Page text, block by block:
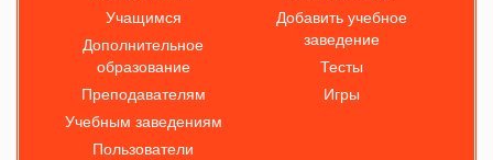
Учащимся
Дополнительное
образование
Преподавателям
Учебным заведениям
Пользователи
Добавить учебное
заведение
Тесты
Игры